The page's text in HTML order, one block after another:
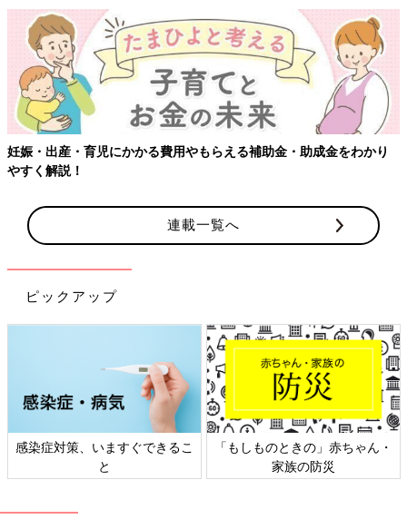
妊娠・出産・育児にかかる費用やもらえる補助金・助成金をわかり
やすく解説！
連載一覧へ
ピックアップ
感染症対策、いますぐできるこ
と
「もしものときの」赤ちゃん・
家族の防災